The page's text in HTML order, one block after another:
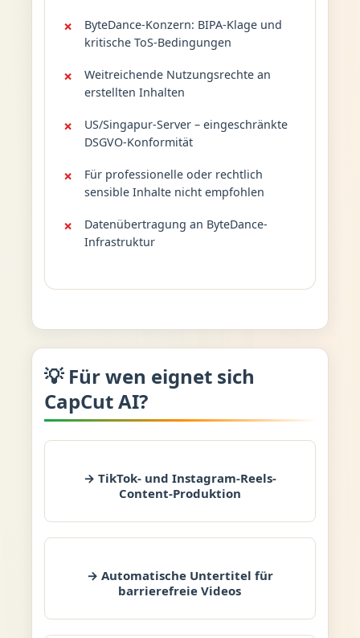
ByteDance-Konzern: BIPA-Klage und
kritische ToS-Bedingungen
Weitreichende Nutzungsrechte an
erstellten Inhalten
US/Singapur-Server – eingeschränkte
DSGVO-Konformität
Für professionelle oder rechtlich
sensible Inhalte nicht empfohlen
Datenübertragung an ByteDance-
Infrastruktur
💡 Für wen eignet sich
CapCut AI?
→ TikTok- und Instagram-Reels-
Content-Produktion
→ Automatische Untertitel für
barrierefreie Videos